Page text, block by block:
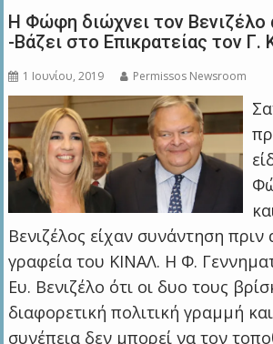
Η Φώφη διώχνει τον
-Βάζει στο Επικρατείας τον Γ.
1 Ιουνίου, 2019 Permissos Newsroom
Βενιζέλος είχαν συνάντηση πριν
γραφεία του ΚΙΝΑΛ. Η Φ.
Ευ. Βενιζέλο ότι οι δυο τους
διαφορετική πολιτική γραμμή
συνέπεια δεν μπορεί να τον